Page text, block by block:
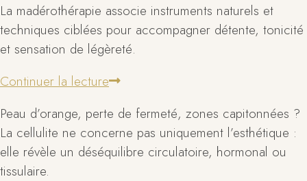
La madérothérapie associe instruments naturels et
techniques ciblées pour accompagner détente, tonicité
et sensation de légèreté.
Continuer la lecture
Peau d’orange, perte de fermeté, zones capitonnées ?
La cellulite ne concerne pas uniquement l’esthétique :
elle révèle un déséquilibre circulatoire, hormonal ou
tissulaire.